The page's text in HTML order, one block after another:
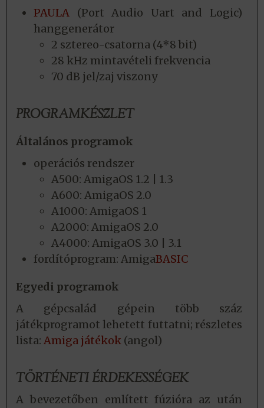
PAULA (Port Audio Uart and Logic)
hanggenerátor
2 sztereo-csatorna (4*8 bit)
28 kHz mintavételi frekvencia
70 dB jel/zaj viszony
PROGRAMKÉSZLET
Általános programok
operációs rendszer
A500: AmigaOS 1.2 | 1.3
A600: AmigaOS 2.0
A1000: AmigaOS 1
A2000: AmigaOS 2.0
A4000: AmigaOS 3.0 | 3.1
fordítóprogram: AmigaBASIC
Egyedi programok
A gépcsalád gépein több száz
játékprogramot lehetett futtatni; részletes
lista: Amiga játékok (angol)
TÖRTÉNETI ÉRDEKESSÉGEK
A bevezetőben említett fúzióra az után